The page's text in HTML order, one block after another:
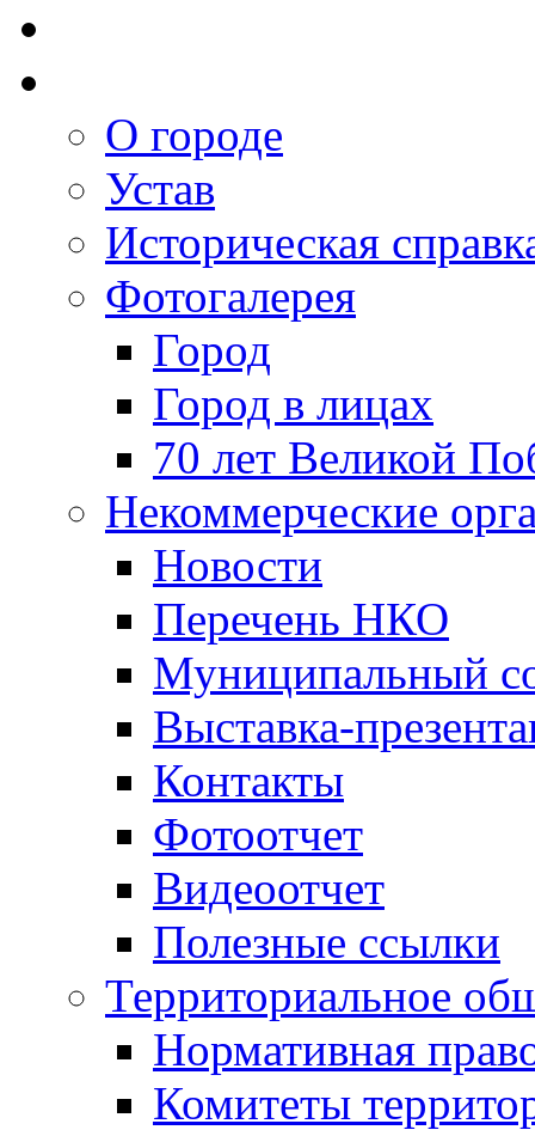
О городе
Устав
Историческая
Фотогалерея
Город
Город в лицах
70 лет Великой
Некоммерческие
Новости
Перечень НКО
Муниципальный
Выставка-
Контакты
Фотоотчет
Видеоотчет
Полезные ссылки
Территориальное
Нормативная
Комитеты